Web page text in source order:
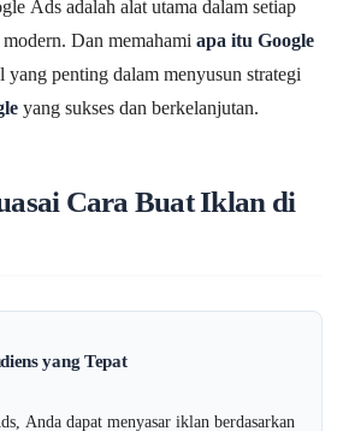
Ads adalah alat utama dalam setiap
Dan memahami apa itu Google
yang penting dalam menyusun strategi
yang sukses dan berkelanjutan.
Cara Buat Iklan di
yang Tepat
Anda dapat menyasar iklan berdasarkan